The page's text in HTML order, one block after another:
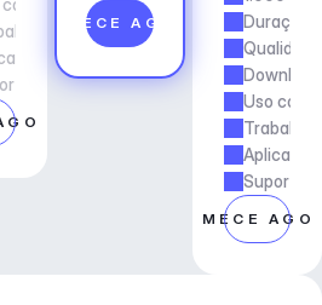
freelancer e de agência
e Serviços
ao gerente de conta
COMECE AGORA
Duração
Uso
Trabalho
Suporte
COMECE